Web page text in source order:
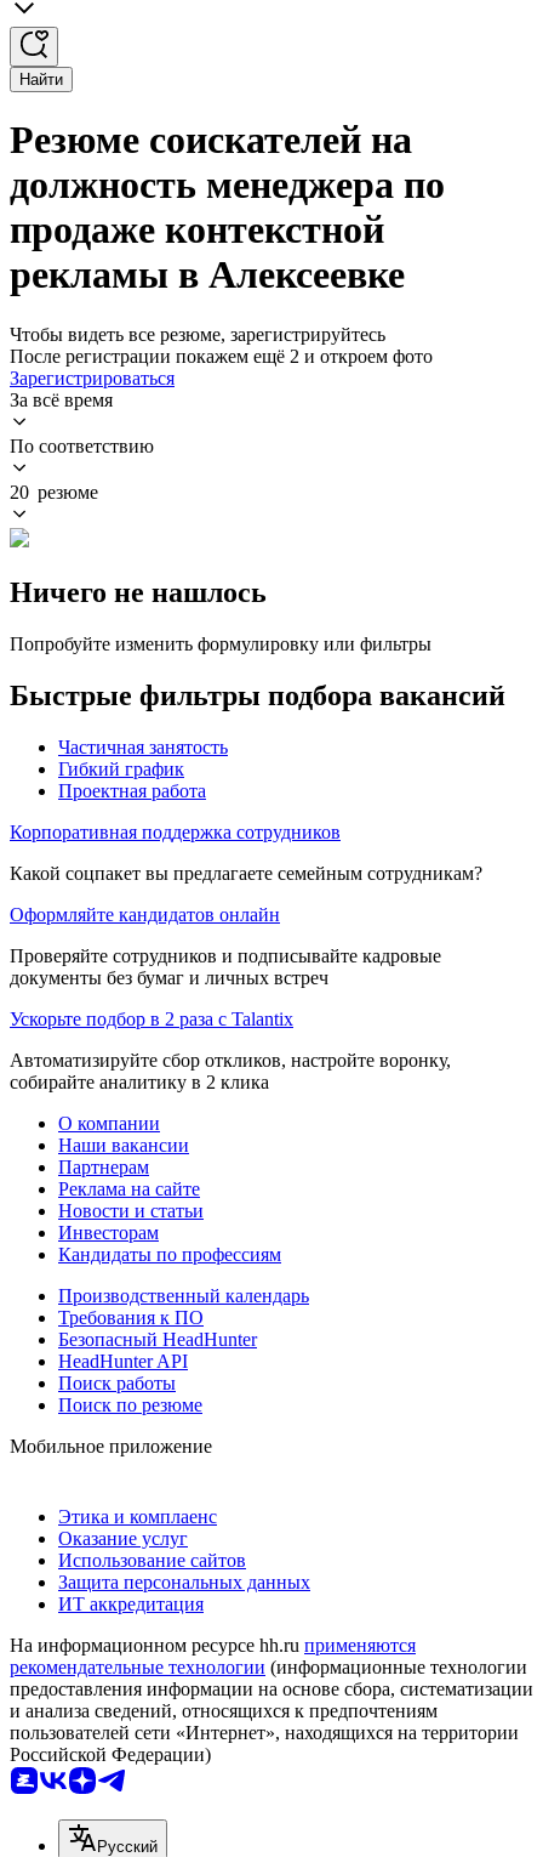
Найти
Резюме соискателей на
должность менеджера по
продаже контекстной
рекламы в Алексеевке
Чтобы видеть все резюме, зарегистрируйтесь
После регистрации покажем ещё 2 и откроем фото
Зарегистрироваться
За всё время
По соответствию
20 резюме
Ничего не нашлось
Попробуйте изменить формулировку или фильтры
Быстрые фильтры подбора вакансий
Частичная занятость
Гибкий график
Проектная работа
Корпоративная поддержка сотрудников
Какой соцпакет вы предлагаете семейным сотрудникам?
Оформляйте кандидатов онлайн
Проверяйте сотрудников и подписывайте кадровые
документы без бумаг и личных встреч
Ускорьте подбор в 2 раза с Talantix
Автоматизируйте сбор откликов, настройте воронку,
собирайте аналитику в 2 клика
О компании
Наши вакансии
Партнерам
Реклама на сайте
Новости и статьи
Инвесторам
Кандидаты по профессиям
Производственный календарь
Требования к ПО
Безопасный HeadHunter
HeadHunter API
Поиск работы
Поиск по резюме
Мобильное приложение
Этика и комплаенс
Оказание услуг
Использование сайтов
Защита персональных данных
ИТ аккредитация
На информационном ресурсе hh.ru применяются
рекомендательные технологии (информационные технологии
предоставления информации на основе сбора, систематизации
и анализа сведений, относящихся к предпочтениям
пользователей сети «Интернет», находящихся на территории
Российской Федерации)
Русский